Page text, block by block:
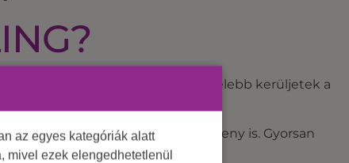
A cél, hogy a lehető legközelebb kerüljetek a
fun játék, de akár szervezett verseny is. Gyorsan
az egyes kategóriák alatt
mivel ezek elengedhetetlenül